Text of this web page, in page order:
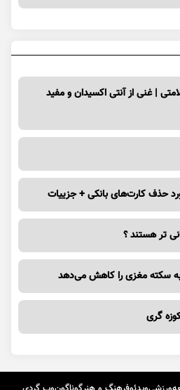
| غنی از آنتی اکسیدان و مفید
حذف کارت‌های بانکی + جزییات
تر هستند ؟
به سکته مغزی را کاهش می‌دهد
گری